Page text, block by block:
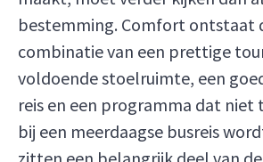
bestemming. Comfort ontstaat
combinatie van een prettige
voldoende stoelruimte, een
reis en een programma dat niet
bij een meerdaagse busreis